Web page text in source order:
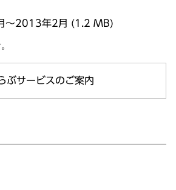
～2013年2月 (1.2 MB)
ぶサービスのご案内